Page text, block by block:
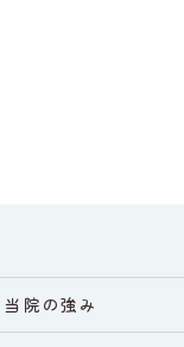
当院の強み